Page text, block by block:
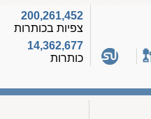
200,261,452
צפיות בכותרות
14,362,677
כותרות